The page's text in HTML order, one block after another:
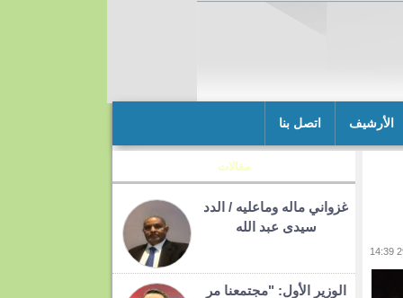
الأرشيف اتصل بنا
مقالات
غزواني ماله وماعليه / الدد
سيدى عبد الله
الوزير الأول: "مجتمعنا مر